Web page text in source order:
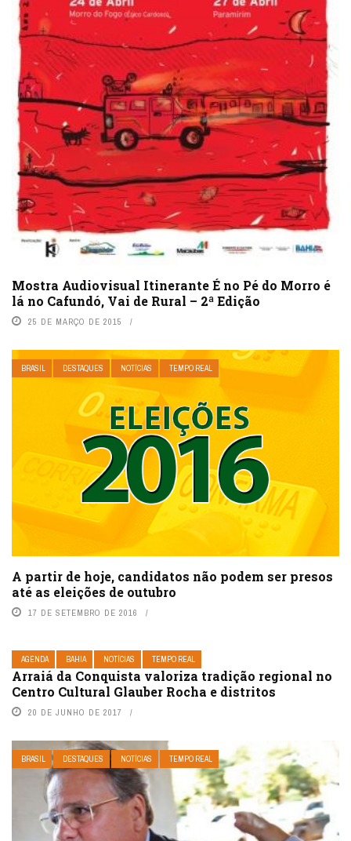
Mostra Audiovisual Itinerante É no Pé do Morro é
lá no Cafundó, Vai de Rural – 2ª Edição
25 DE MARÇO DE 2015
BRASIL DESTAQUES NOTÍCIAS TEMPO REAL
A partir de hoje, candidatos não podem ser presos
até as eleições de outubro
17 DE SETEMBRO DE 2016
AGENDA BAHIA NOTÍCIAS TEMPO REAL
Arraiá da Conquista valoriza tradição regional no
Centro Cultural Glauber Rocha e distritos
20 DE JUNHO DE 2017
BRASIL DESTAQUES NOTÍCIAS TEMPO REAL